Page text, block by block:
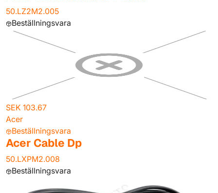
50.LZ2M2.005
Beställningsvara
SEK 103.67
Acer
Beställningsvara
Acer Cable Dp
50.LXPM2.008
Beställningsvara